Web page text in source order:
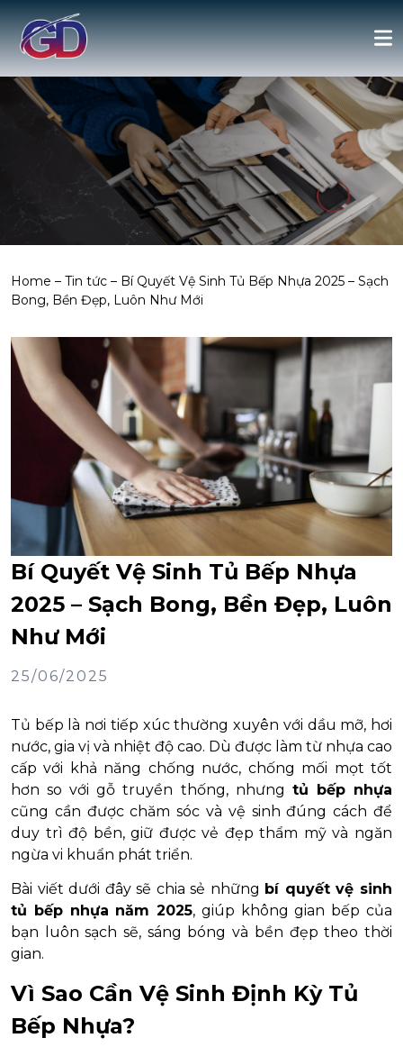
Home – Tin tức – Bí Quyết Vệ Sinh Tủ Bếp Nhựa 2025 – Sạch
Bong, Bền Đẹp, Luôn Như Mới
Bí Quyết Vệ Sinh Tủ Bếp Nhựa
2025 – Sạch Bong, Bền Đẹp, Luôn
Như Mới
25/06/2025
Tủ bếp là nơi tiếp xúc thường xuyên với dầu mỡ, hơi
nước, gia vị và nhiệt độ cao. Dù được làm từ nhựa cao
cấp với khả năng chống nước, chống mối mọt tốt
hơn so với gỗ truyền thống, nhưng tủ bếp nhựa
cũng cần được chăm sóc và vệ sinh đúng cách để
duy trì độ bền, giữ được vẻ đẹp thẩm mỹ và ngăn
ngừa vi khuẩn phát triển.
Bài viết dưới đây sẽ chia sẻ những bí quyết vệ sinh
tủ bếp nhựa năm 2025, giúp không gian bếp của
bạn luôn sạch sẽ, sáng bóng và bền đẹp theo thời
gian.
Vì Sao Cần Vệ Sinh Định Kỳ Tủ
Bếp Nhựa?